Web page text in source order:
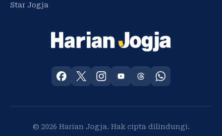
Star Jogja
© 2026 Harian Jogja. Hak cipta dilindungi.